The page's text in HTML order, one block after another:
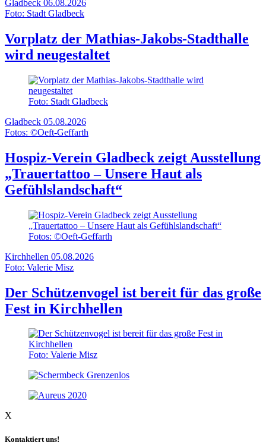
Gladbeck 06.08.2026
Foto: Stadt Gladbeck
Vorplatz der Mathias-Jakobs-Stadthalle
wird neugestaltet
Foto: Stadt Gladbeck
Gladbeck 05.08.2026
Fotos: ©Oeft-Geffarth
Hospiz-Verein Gladbeck zeigt Ausstellung
„Trauertattoo – Unsere Haut als
Gefühlslandschaft“
Fotos: ©Oeft-Geffarth
Kirchhellen 05.08.2026
Foto: Valerie Misz
Der Schützenvogel ist bereit für das große
Fest in Kirchhellen
Foto: Valerie Misz
X
Kontaktiert uns!